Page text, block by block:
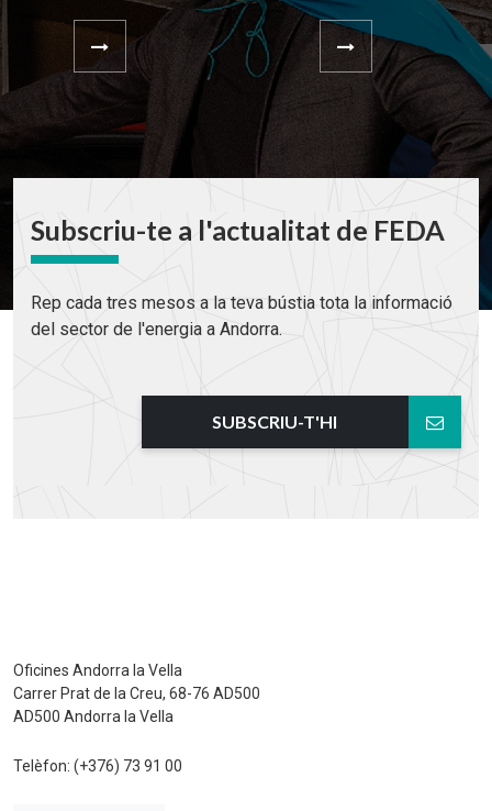
Subscriu-te a l'actualitat de FEDA
Rep cada tres mesos a la teva bústia tota la informació
del sector de l'energia a Andorra.
SUBSCRIU-T'HI
Oficines Andorra la Vella
Carrer Prat de la Creu, 68-76 AD500
AD500 Andorra la Vella
Telèfon: (+376) 73 91 00